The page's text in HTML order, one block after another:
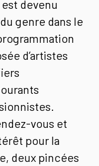
devenu
genre dans le
d’artistes
vous et
pour la
deux pincées